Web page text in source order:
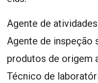
Agente de
Agente de inspeção
produtos de origem
Técnico de